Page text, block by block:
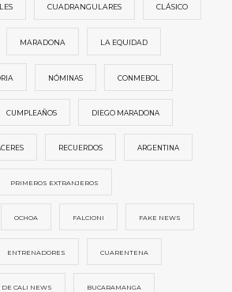
CUADRANGULARES CLÁSICO
MARADONA LA EQUIDAD
NÓMINAS CONMEBOL
CUMPLEAÑOS DIEGO MARADONA
RECUERDOS ARGENTINA
PRIMEROS EXTRANJEROS
OCHOA FALCIONI FAKE NEWS
ENTRENADORES CUARENTENA
DE CALI NEWS BUCARAMANGA